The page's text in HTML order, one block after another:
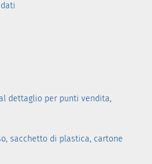
dettaglio per punti vendita,
sacchetto di plastica, cartone